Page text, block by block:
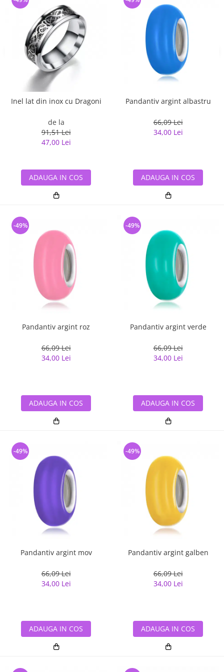
Inel lat din inox cu Dragoni
de la
91,51 Lei
47,00 Lei
ADAUGA IN COS
Pandantiv argint albastru
66,09 Lei
34,00 Lei
ADAUGA IN COS
Pandantiv argint roz
66,09 Lei
34,00 Lei
-49%
ADAUGA IN COS
Pandantiv argint verde
66,09 Lei
34,00 Lei
-49%
ADAUGA IN COS
Pandantiv argint mov
66,09 Lei
34,00 Lei
-49%
ADAUGA IN COS
Pandantiv argint galben
66,09 Lei
34,00 Lei
-49%
ADAUGA IN COS